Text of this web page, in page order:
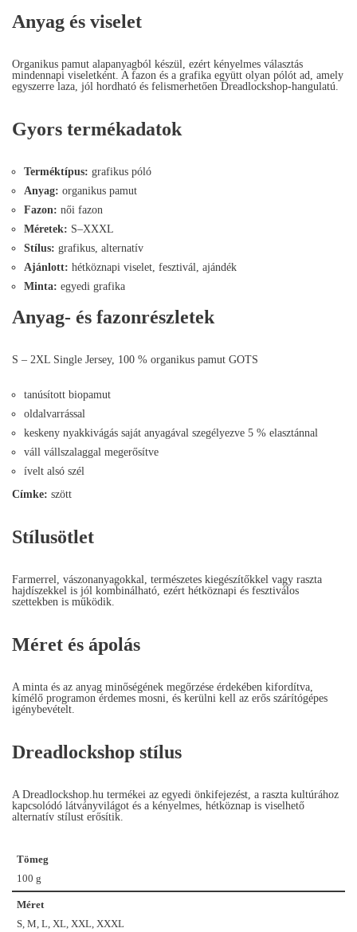
Anyag és viselet
Organikus pamut alapanyagból készül, ezért kényelmes választás
mindennapi viseletként. A fazon és a grafika együtt olyan pólót ad, amely
egyszerre laza, jól hordható és felismerhetően Dreadlockshop-hangulatú.
Gyors termékadatok
Terméktípus: grafikus póló
Anyag: organikus pamut
Fazon: női fazon
Méretek: S–XXXL
Stílus: grafikus, alternatív
Ajánlott: hétköznapi viselet, fesztivál, ajándék
Minta: egyedi grafika
Anyag- és fazonrészletek
S – 2XL Single Jersey, 100 % organikus pamut GOTS
tanúsított biopamut
oldalvarrással
keskeny nyakkivágás saját anyagával szegélyezve 5 % elasztánnal
váll vállszalaggal megerősítve
ívelt alsó szél
Címke: szött
Stílusötlet
Farmerrel, vászonanyagokkal, természetes kiegészítőkkel vagy raszta
hajdíszekkel is jól kombinálható, ezért hétköznapi és fesztiválos
szettekben is működik.
Méret és ápolás
A minta és az anyag minőségének megőrzése érdekében kifordítva,
kímélő programon érdemes mosni, és kerülni kell az erős szárítógépes
igénybevételt.
Dreadlockshop stílus
A Dreadlockshop.hu termékei az egyedi önkifejezést, a raszta kultúrához
kapcsolódó látványvilágot és a kényelmes, hétköznap is viselhető
alternatív stílust erősítik.
Tömeg
100 g
Méret
S, M, L, XL, XXL, XXXL